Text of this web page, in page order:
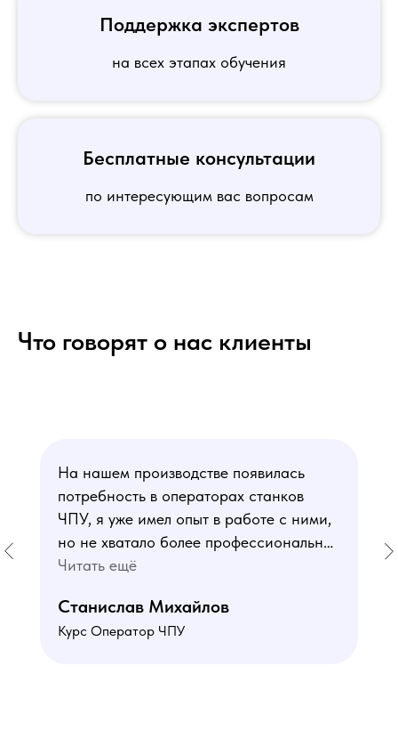
Поддержка экспертов
на всех этапах обучения
Бесплатные консультации
по интересующим вас вопросам
Что говорят о нас клиенты
На нашем производстве появилась
потребность в операторах станков
ЧПУ, я уже имел опыт в работе с ними,
но не хватало более профессиональных
знаний. В курсе мне понравился блок
и программированию - это как раз то,
чего мне не хватало. Преподаватели
Читать ещё
Станислав Михайлов
Курс Оператор ЧПУ